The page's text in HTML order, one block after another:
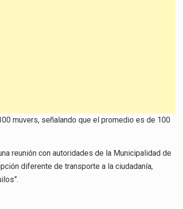
muvers, señalando que el promedio es de 100
reunión con autoridades de la Municipalidad de
diferente de transporte a la ciudadanía,